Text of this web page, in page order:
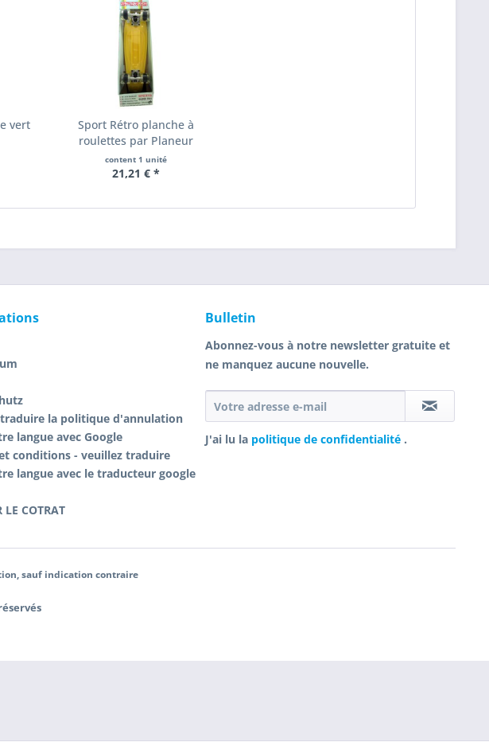
vert
Sport Rétro planche à
roulettes par Planeur
content 1 unité
21,21 € *
la politique d'annulation
langue avec Google
conditions - veuillez traduire
langue avec le traducteur google
LE COTRAT
Bulletin
Abonnez-vous à notre newsletter gratuite et
ne manquez aucune nouvelle.
J'ai lu la politique de confidentialité .
sauf indication contraire